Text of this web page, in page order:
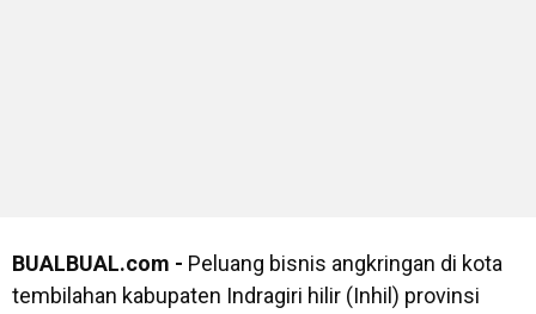
BUALBUAL.com - Peluang bisnis angkringan di kota
tembilahan kabupaten Indragiri hilir (Inhil) provinsi